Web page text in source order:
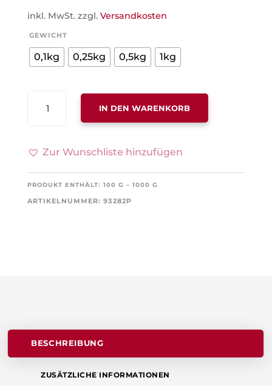
inkl. MwSt. zzgl. Versandkosten
GEWICHT
0,1kg 0,25kg 0,5kg 1kg
SANDDORN
IN DEN WARENKORB
Zur Wunschliste hinzufügen
PRODUKT ENTHÄLT: 100 G – 1000 G
ARTIKELNUMMER: 93282P
BESCHREIBUNG
ZUSÄTZLICHE INFORMATIONEN